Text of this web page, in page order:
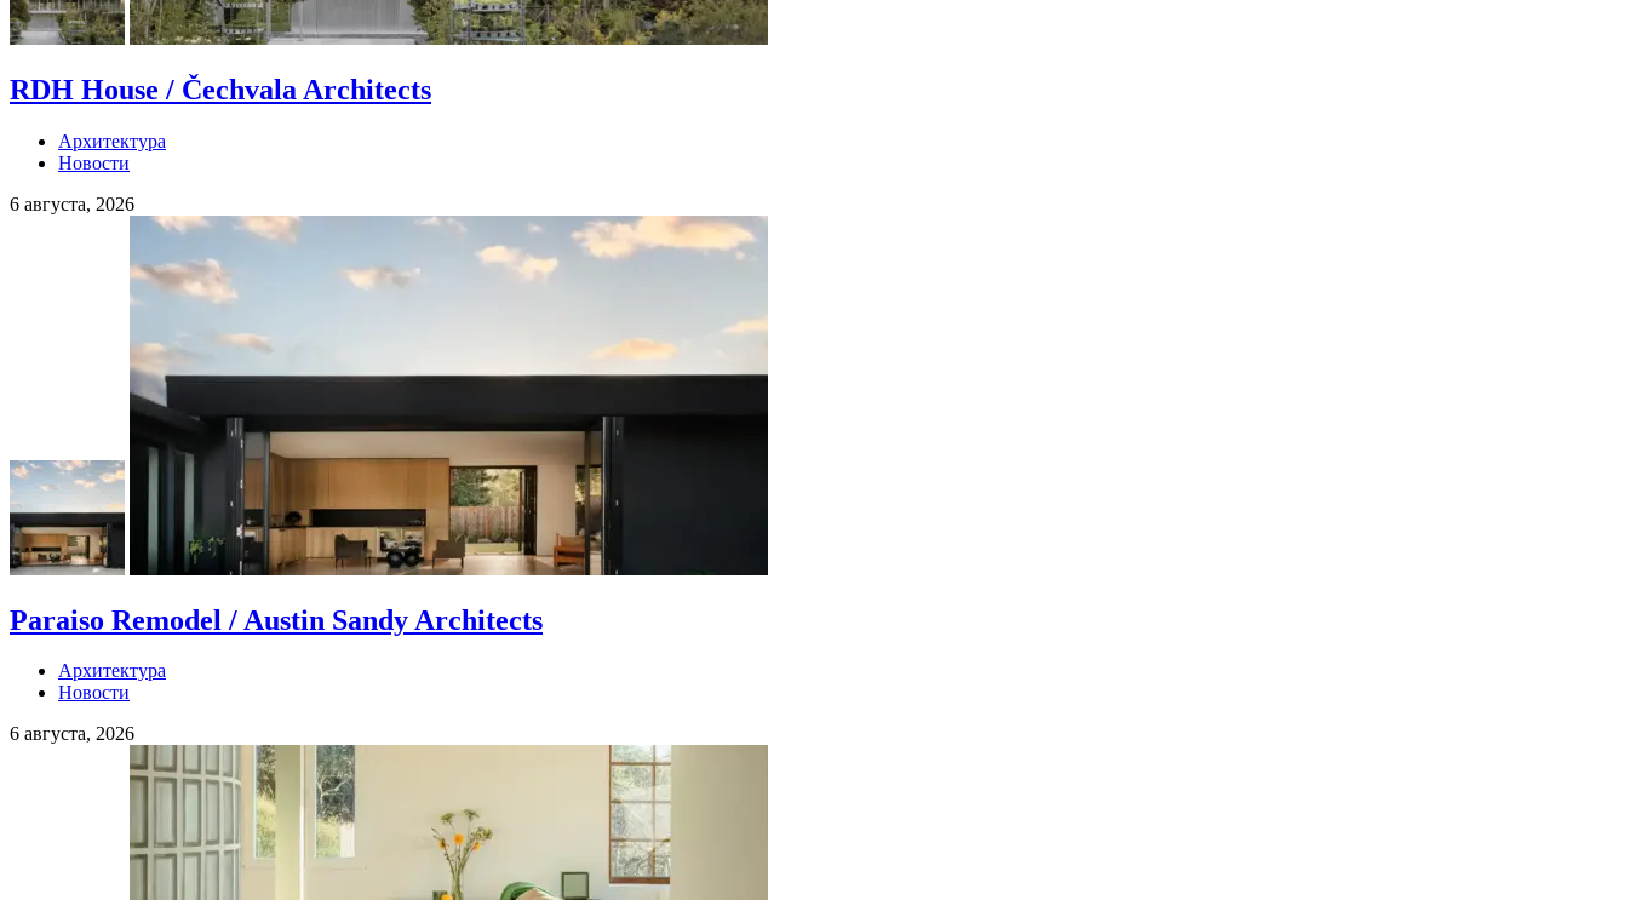
RDH House / Čechvala Architects
Архитектура
Новости
6 августа, 2026
Paraiso Remodel / Austin Sandy Architects
Архитектура
Новости
6 августа, 2026